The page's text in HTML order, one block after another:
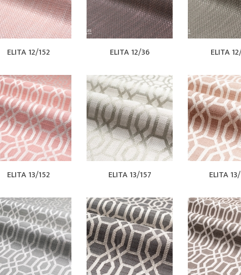
ELITA 12/152 ELITA 12/36 ELITA
ELITA 13/152 ELITA 13/157 ELITA